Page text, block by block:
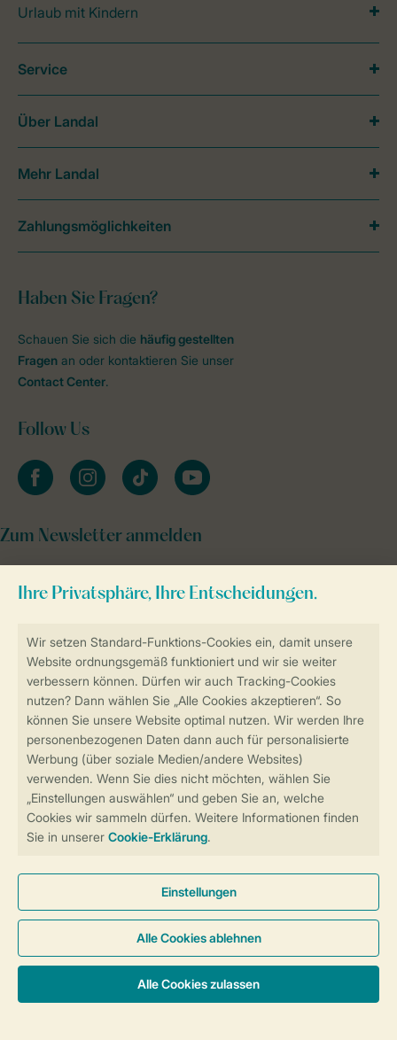
Sicherstellung Deiner Privatsphäre
Sicher und schnell zur Online-Buchung
Sichere Datenübertragung
Sicheres Bezahlen
Urlaub mit Kindern
Haben Sie Fragen?
Schauen Sie sich die häufig gestellten
Fragen an oder kontaktieren Sie unser
Contact Center.
Follow Us
facebookinstagramtiktok youtube
Zum Newsletter anmelden
Service
Über Landal
Mehr Landal
Zahlungsmöglichkeiten
Cookies und Banner
Barrierefreiheit
© 2026 Landal GreenParks GmbH